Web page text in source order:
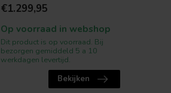
€1.299,95
Op voorraad in webshop
Dit product is op voorraad. Bij
bezorgen gemiddeld 5 a 10
werkdagen levertijd.
Bekijken